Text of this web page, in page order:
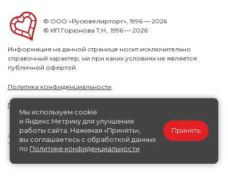
© ООО «Русювелирторг», 1996 — 2026
© ИП Горюнова Т.Н., 1996 — 2026
Информация на данной странице носит исключительно
справочный характер, ни при каких условиях не является
публичной офертой.
Политика конфиденциальности
Публичная офера
Мы используем cookie
и Яндекс.Метрику для улучшения
работы сайта. Нажимая «Принять»,
вы соглашаетесь с обработкой данных
по Политике конфиденциальности
Принять